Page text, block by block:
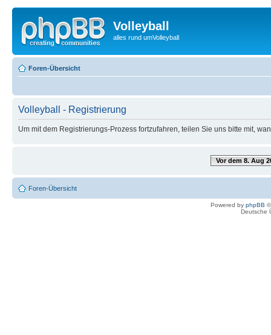
Volleyball
alles rund umVolleyball
Foren-Übersicht
Volleyball - Registrierung
Um mit dem Registrierungs-Prozess fortzufahren, teilen Sie uns bitte mit,
Vor dem 8. Aug
Foren-Übersicht
Powered by phpBB
Deutsche